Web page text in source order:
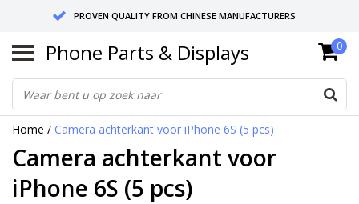
PROVEN QUALITY FROM CHINESE MANUFACTURERS
SEND RETURNS TO GERMANY OR NETHERLANDS
10 DAY SHIPPING
Phone Parts & Displays 0
Home / Camera achterkant voor iPhone 6S (5 pcs)
Camera achterkant voor
iPhone 6S (5 pcs)